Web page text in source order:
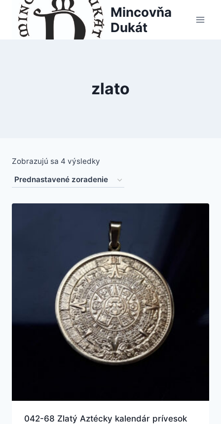
content
Mincovňa
Dukát
zlato
Zobrazujú sa 4 výsledky
042-68 Zlatý Aztécky kalendár prívesok